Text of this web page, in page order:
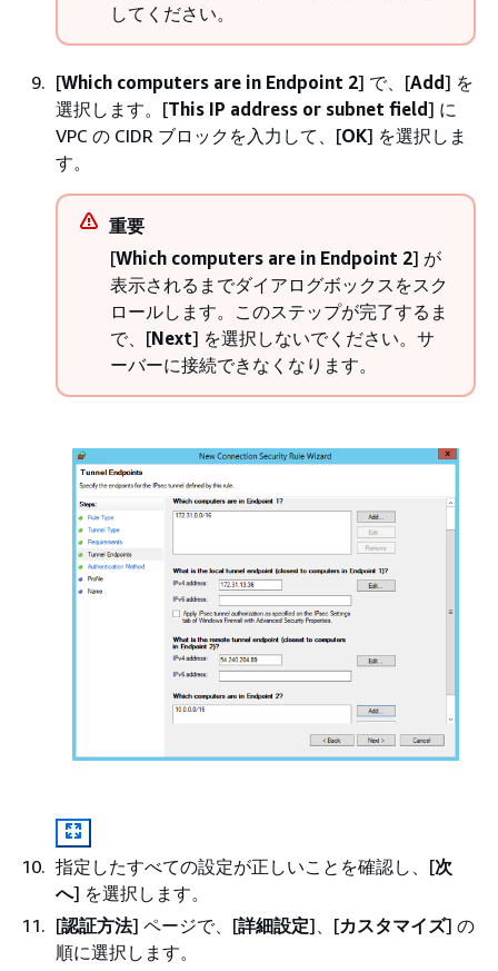
してください。
[Which computers are in Endpoint 2] で、[Add] を
選択します。[This IP address or subnet field] に
VPC の CIDR ブロックを入力して、[OK] を選択しま
す。
重要
[Which computers are in Endpoint 2] が
表示されるまでダイアログボックスをスク
ロールします。このステップが完了するま
で、[Next] を選択しないでください。サ
ーバーに接続できなくなります。
指定したすべての設定が正しいことを確認し、[次
へ] を選択します。
[認証方法] ページで、[詳細設定]、[カスタマイズ] の
順に選択します。